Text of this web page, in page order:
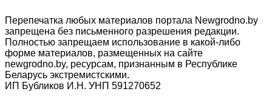
Перепечатка любых материалов портала Newgrodno.by
запрещена без письменного разрешения редакции.
Полностью запрещаем использование в какой-либо
форме материалов, размещенных на сайте
newgrodno.by, ресурсам, признанным в Республике
Беларусь экстремистскими.
ИП Бубликов И.Н. УНП 591270652